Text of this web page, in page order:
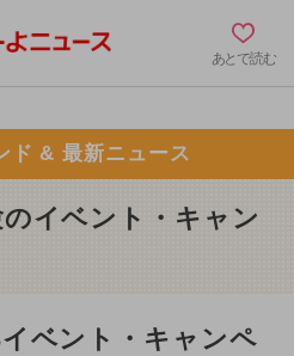
あとで読む
ド & 最新ニュース
イベント・キャン
イベント・キャンペ